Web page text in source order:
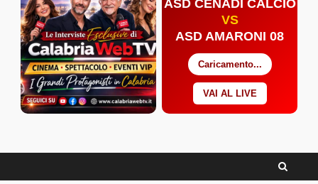
ASD CENADI CALCIO
VS
ASD AMARONI 08
Caricamento...
VAI AL LIVE